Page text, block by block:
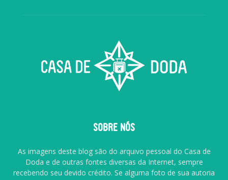
SOBRE NÓS
As imagens deste blog são do arquivo pessoal do Casa de
Doda e de outras fontes diversas da Internet, sempre
recebendo seu devido crédito. Se alguma foto de sua autoria